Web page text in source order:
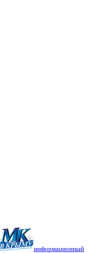
информационный